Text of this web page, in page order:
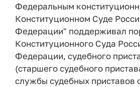
Федеральным
Конституционном Суде
Федерации" поддерживал
Конституционного Суда
Федерации, судебного
(старшего судебного
службы судебных приставов